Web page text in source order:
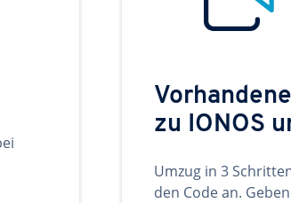
zu IONOS
Umzug in 3
den Code an.